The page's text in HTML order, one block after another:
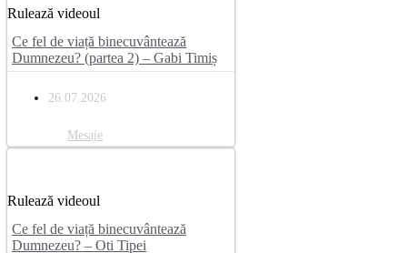
Rulează videoul
Ce fel de viață binecuvântează
Dumnezeu? (partea 2) – Gabi Timiș
26.07.2026
Mesaje
Rulează videoul
Ce fel de viață binecuvântează
Dumnezeu? – Oti Tipei